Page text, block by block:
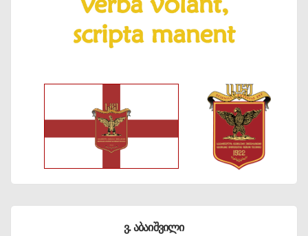
ვ. აბაიშვილი